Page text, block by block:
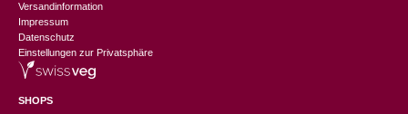
Versandinformation
Impressum
Datenschutz
Einstellungen zur Privatsphäre
SHOPS